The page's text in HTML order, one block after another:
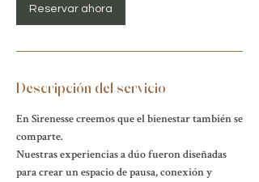
Reservar ahora
Descripción del servicio
En Sirenesse creemos que el bienestar también se
comparte.
Nuestras experiencias a dúo fueron diseñadas
para crear un espacio de pausa, conexión y